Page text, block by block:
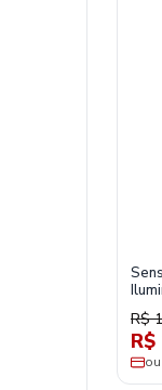
R$